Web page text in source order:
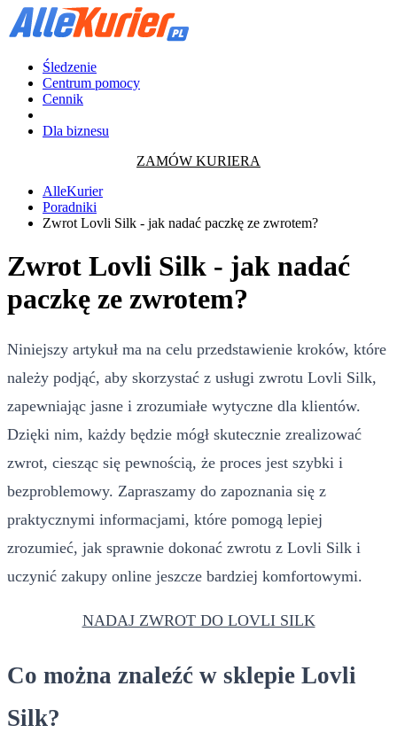
Śledzenie
Centrum pomocy
Cennik
Dla biznesu
ZAMÓW KURIERA
AlleKurier
Poradniki
Zwrot Lovli Silk - jak nadać paczkę ze zwrotem?
Zwrot Lovli Silk - jak nadać
paczkę ze zwrotem?
Niniejszy artykuł ma na celu przedstawienie kroków, które
należy podjąć, aby skorzystać z usługi zwrotu Lovli Silk,
zapewniając jasne i zrozumiałe wytyczne dla klientów.
Dzięki nim, każdy będzie mógł skutecznie zrealizować
zwrot, ciesząc się pewnością, że proces jest szybki i
bezproblemowy. Zapraszamy do zapoznania się z
praktycznymi informacjami, które pomogą lepiej
zrozumieć, jak sprawnie dokonać zwrotu z Lovli Silk i
uczynić zakupy online jeszcze bardziej komfortowymi.
NADAJ ZWROT DO LOVLI SILK
Co można znaleźć w sklepie Lovli
Silk?